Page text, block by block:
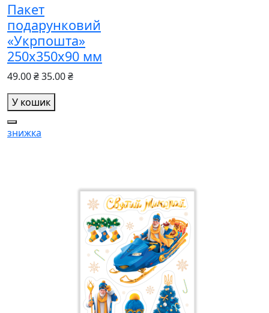
Пакет
подарунковий
«Укрпошта»
250х350х90 мм
49.00 ₴35.00 ₴
У кошик
знижка